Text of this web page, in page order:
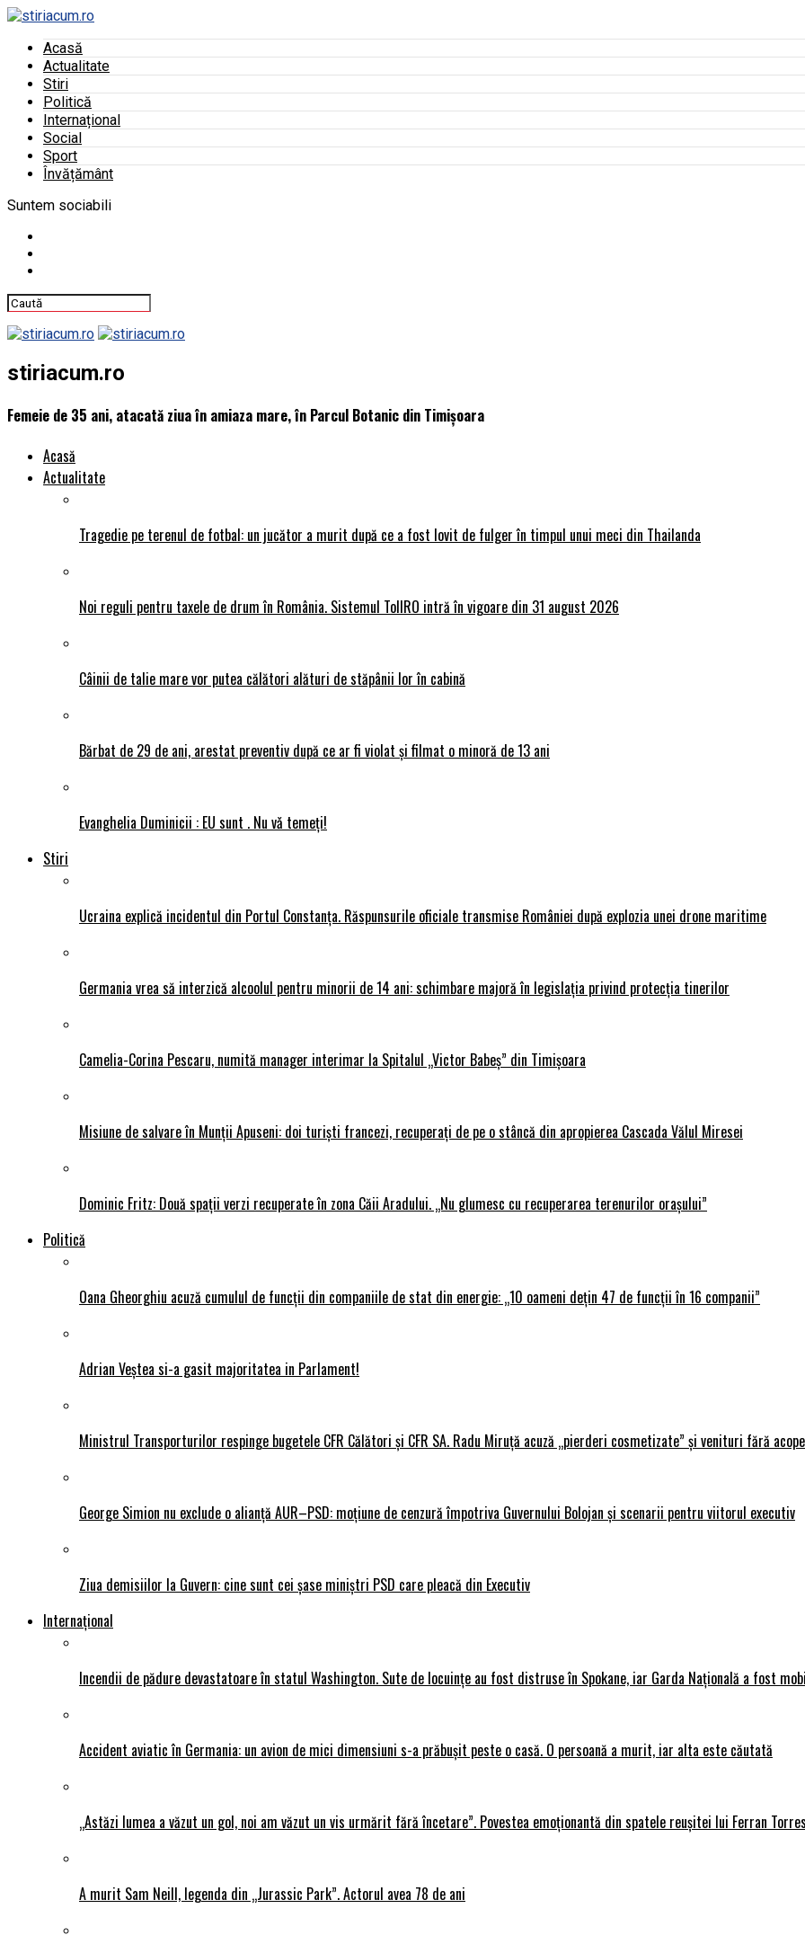
Acasă
Actualitate
Stiri
Politică
Internațional
Social
Sport
Învățământ
Suntem sociabili
stiriacum.ro
Femeie de 35 ani, atacată ziua în amiaza mare, în Parcul Botanic din Timișoara
Acasă
Actualitate
Tragedie pe terenul de fotbal: un jucător a murit după ce a fost lovit de fulger în timpul unui meci din Thailanda
Noi reguli pentru taxele de drum în România. Sistemul TollRO intră în vigoare din 31 august 2026
Câinii de talie mare vor putea călători alături de stăpânii lor în cabină
Bărbat de 29 de ani, arestat preventiv după ce ar fi violat și filmat o minoră de 13 ani
Evanghelia Duminicii : EU sunt . Nu vǎ temeți!
Stiri
Ucraina explică incidentul din Portul Constanța. Răspunsurile oficiale transmise României după explozia unei drone maritime
Germania vrea să interzică alcoolul pentru minorii de 14 ani: schimbare majoră în legislația privind protecția tinerilor
Camelia-Corina Pescaru, numită manager interimar la Spitalul „Victor Babeș” din Timișoara
Misiune de salvare în Munții Apuseni: doi turiști francezi, recuperați de pe o stâncă din apropierea Cascada Vălul Miresei
Dominic Fritz: Două spații verzi recuperate în zona Căii Aradului. „Nu glumesc cu recuperarea terenurilor orașului”
Politică
Oana Gheorghiu acuză cumulul de funcții din companiile de stat din energie: „10 oameni dețin 47 de funcții în 16 companii”
Adrian Veștea si-a gasit majoritatea in Parlament!
Ministrul Transporturilor respinge bugetele CFR Călători și CFR SA. Radu Miruță acuză „pierderi cosmetizate” și venituri fără
George Simion nu exclude o alianță AUR–PSD: moțiune de cenzură împotriva Guvernului Bolojan și scenarii pentru viitorul executiv
Ziua demisiilor la Guvern: cine sunt cei șase miniștri PSD care pleacă din Executiv
Internațional
Incendii de pădure devastatoare în statul Washington. Sute de locuințe au fost distruse în Spokane, iar Garda Națională a fost
Accident aviatic în Germania: un avion de mici dimensiuni s-a prăbușit peste o casă. O persoană a murit, iar alta este căutată
„Astăzi lumea a văzut un gol, noi am văzut un vis urmărit fără încetare”. Povestea emoționantă din spatele reușitei lui Ferran
A murit Sam Neill, legenda din „Jurassic Park”. Actorul avea 78 de ani